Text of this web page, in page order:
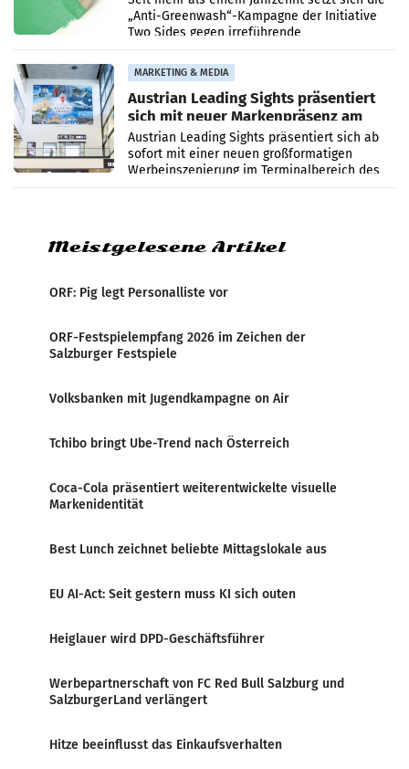
„Anti-Greenwash“-Kampagne der Initiative
Two Sides gegen irreführende
Umweltaussagen bei Papierkommunikation
und papierbasierten Verpackungen
MARKETING & MEDIA
Austrian Leading Sights präsentiert
sich mit neuer Markenpräsenz am
Flughafen Wien
Austrian Leading Sights präsentiert sich ab
sofort mit einer neuen großformatigen
Werbeinszenierung im Terminalbereich des
Flughafen Wien. Die Präsenz befindet sich im
Meistgelesene Artikel
ORF: Pig legt Personalliste vor
ORF-Festspielempfang 2026 im Zeichen der
Salzburger Festspiele
Volksbanken mit Jugendkampagne on Air
Tchibo bringt Ube-Trend nach Österreich
Coca-Cola präsentiert weiterentwickelte visuelle
Markenidentität
Best Lunch zeichnet beliebte Mittagslokale aus
EU AI-Act: Seit gestern muss KI sich outen
Heiglauer wird DPD-Geschäftsführer
Werbepartnerschaft von FC Red Bull Salzburg und
SalzburgerLand verlängert
Hitze beeinflusst das Einkaufsverhalten